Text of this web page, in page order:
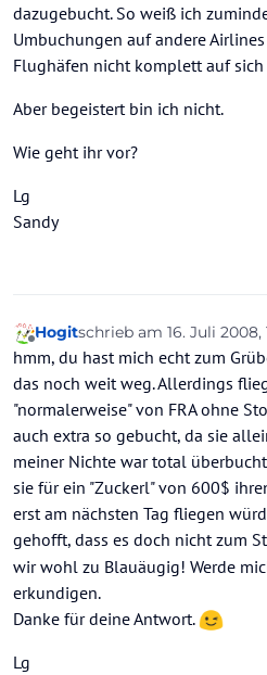
dazugebucht. So weiß ich
Umbuchungen auf andere
Flughäfen nicht komplett auf
Aber begeistert bin ich nicht.
Wie geht ihr vor?
Lg
Sandy
Offline
Hogitschrieb am 16. Juli 2008,
zuletzt editiert von
hmm, du hast mich echt zum
das noch weit weg. Allerdings
"normalerweise" von FRA ohne
auch extra so gebucht, da sie
meiner Nichte war total
sie für ein "Zuckerl" von 600$
erst am nächsten Tag fliegen
gehofft, dass es doch nicht zum
wir wohl zu Blauäugig! Werde
erkundigen.
Danke für deine Antwort.
Lg